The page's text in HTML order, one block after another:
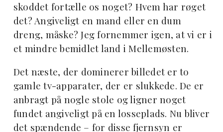
skoddet fortælle os noget? Hvem har røget
det? Angiveligt en mand eller en dum
dreng, måske? Jeg fornemmer igen, at vi er i
et mindre bemidlet land i Mellemøsten.
Det næste, der dominerer billedet er to
gamle tv-apparater, der er slukkede. De er
anbragt på nogle stole og ligner noget
fundet angiveligt på en losseplads. Nu bliver
det spændende – for disse fjernsyn er